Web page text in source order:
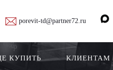
porevit-td@partner72.ru
КУПИТЬ КЛИЕНТАМ